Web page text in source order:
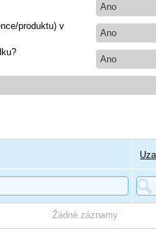
Ano
produktu) v
Ano
Ano
Žádné záznamy